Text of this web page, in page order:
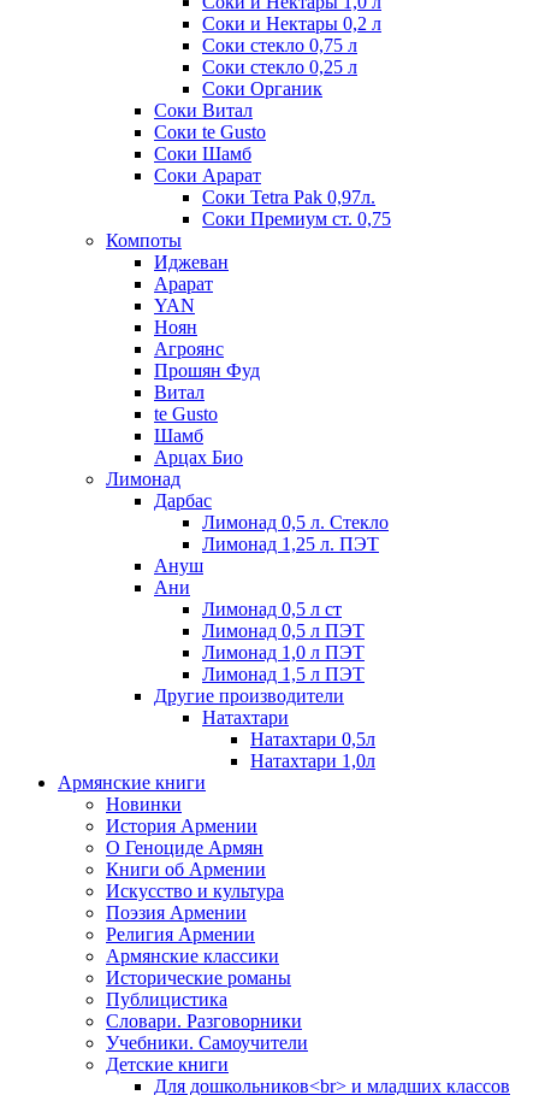
Соки и Нектары 0,2 л
Соки стекло 0,75 л
Соки стекло 0,25 л
Соки Органик
Соки Витал
Соки te Gusto
Соки Шамб
Соки Арарат
Соки Tetra Pak 0,97л.
Соки Премиум ст. 0,75
Компоты
Иджеван
Арарат
YAN
Ноян
Агроянс
Прошян Фуд
Витал
te Gusto
Шамб
Арцах Био
Лимонад
Дарбас
Лимонад 0,5 л. Стекло
Лимонад 1,25 л. ПЭТ
Ануш
Ани
Лимонад 0,5 л ст
Лимонад 0,5 л ПЭТ
Лимонад 1,0 л ПЭТ
Лимонад 1,5 л ПЭТ
Другие производители
Натахтари
Натахтари 0,5л
Натахтари 1,0л
Армянские книги
Новинки
История Армении
О Геноциде Армян
Книги об Армении
Иcкусство и культура
Поэзия Армении
Религия Армении
Армянские классики
Исторические романы
Публицистика
Словари. Разговорники
Учебники. Самоучители
Детские книги
Для дошкольников<br> и младших классов